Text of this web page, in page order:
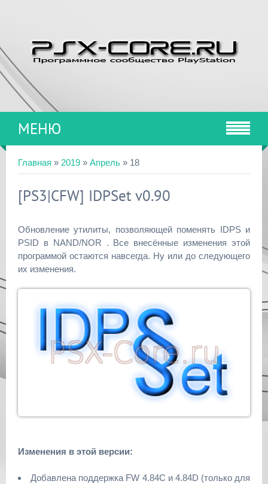
МЕНЮ
Главная » 2019 » Апрель » 18
[PS3|CFW] IDPSet v0.90
Обновление утилиты, позволяющей поменять IDPS и
PSID в NAND/NOR . Все внесённые изменения этой
программой остаются навсегда. Ну или до следующего
их изменения.
Изменения в этой версии:
Добавлена поддержка FW 4.84C и 4.84D (только для